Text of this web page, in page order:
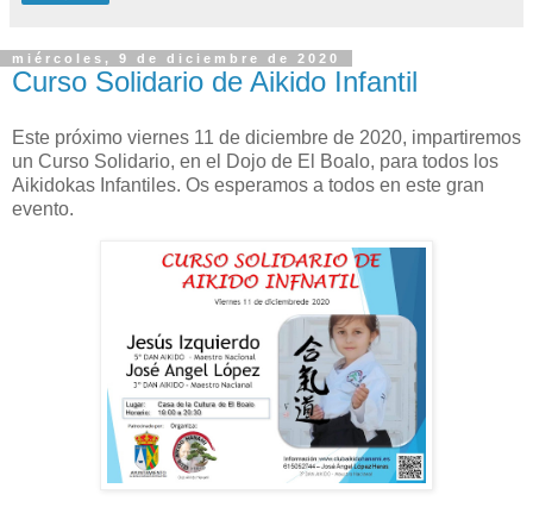
miércoles, 9 de diciembre de 2020
Curso Solidario de Aikido Infantil
Este próximo viernes 11 de diciembre de 2020, impartiremos
un Curso Solidario, en el Dojo de El Boalo, para todos los
Aikidokas Infantiles. Os esperamos a todos en este gran
evento.